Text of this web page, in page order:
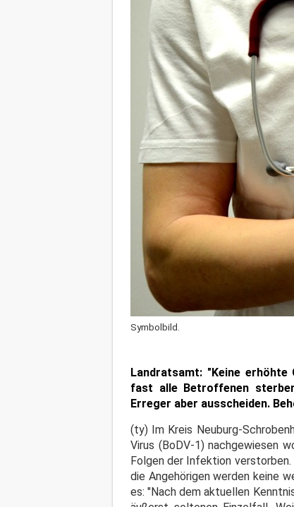
Symbolbild.
Landratsamt: "Keine
fast alle Betroffenen
Erreger aber ausscheiden.
(ty) Im Kreis Neuburg-
Virus (BoDV-1) nachgewiesen
Folgen der Infektion
die Angehörigen werden keine
es: "Nach dem aktuellen